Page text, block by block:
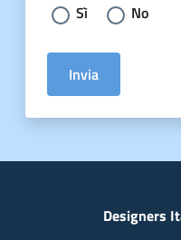
Sì No
Invia
Designers